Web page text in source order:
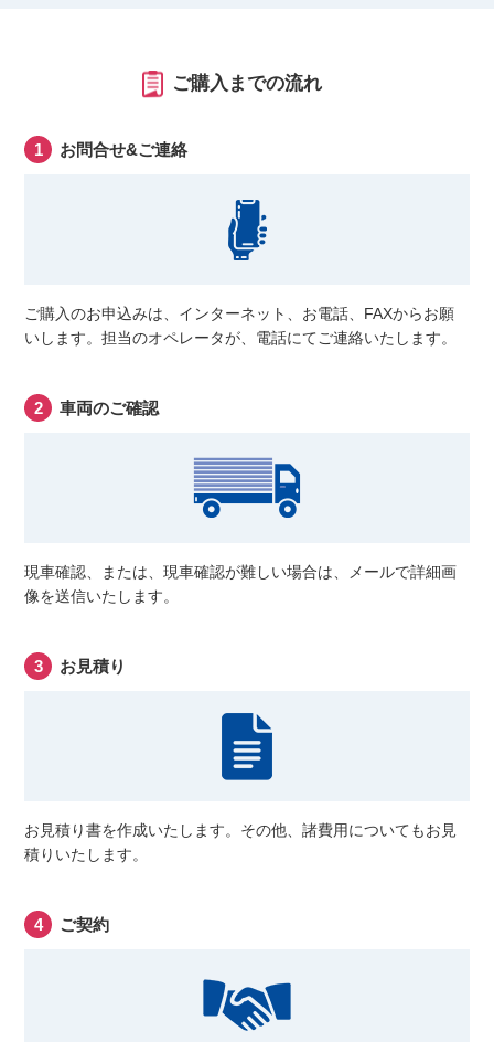
ご購入までの流れ
お問合せ&ご連絡
ご購入のお申込みは、インターネット、お電話、FAXからお願
いします。担当のオペレータが、電話にてご連絡いたします。
車両のご確認
現車確認、または、現車確認が難しい場合は、メールで詳細画
像を送信いたします。
お見積り
お見積り書を作成いたします。その他、諸費用についてもお見
積りいたします。
ご契約